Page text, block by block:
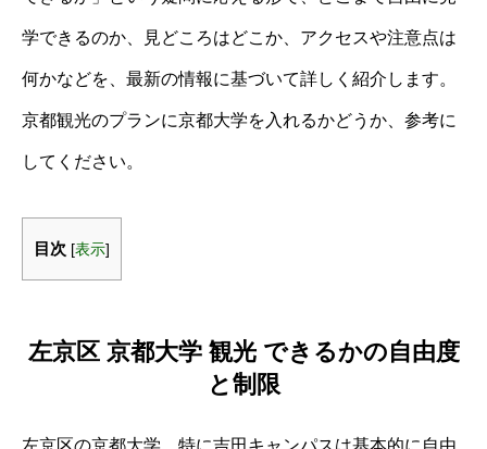
学できるのか、見どころはどこか、アクセスや注意点は
何かなどを、最新の情報に基づいて詳しく紹介します。
京都観光のプランに京都大学を入れるかどうか、参考に
してください。
目次 [表示]
左京区 京都大学 観光 できるかの自由度
と制限
左京区の京都大学、特に吉田キャンパスは基本的に自由